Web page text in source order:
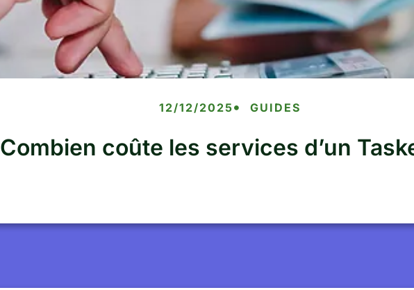
12/12/2025 GUIDES
Combien coûte les services d’un